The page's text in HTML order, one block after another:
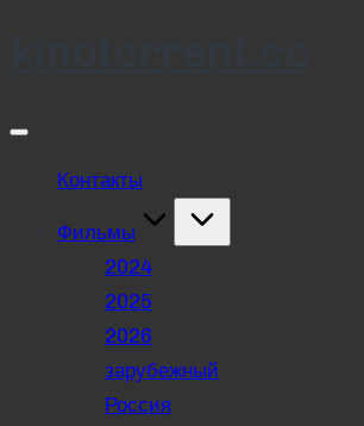
Контакты
Фильмы
2024
2025
2026
зарубежный
Россия